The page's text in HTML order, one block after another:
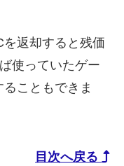
返却すると残価
使っていたゲー
こともできま
目次へ戻る